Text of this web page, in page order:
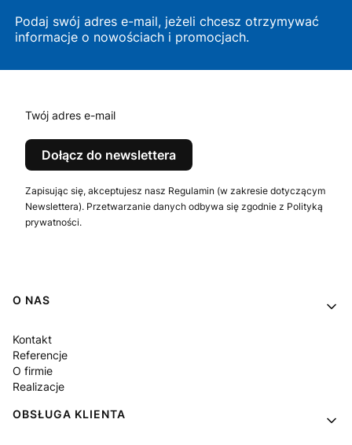
Podaj swój adres e-mail, jeżeli chcesz otrzymywać
informacje o nowościach i promocjach.
Twój adres e-mail
Dołącz do newslettera
Zapisując się, akceptujesz nasz Regulamin (w zakresie dotyczącym
Newslettera). Przetwarzanie danych odbywa się zgodnie z Polityką
prywatności.
Linki w stopce
O NAS
Kontakt
Referencje
O firmie
Realizacje
OBSŁUGA KLIENTA